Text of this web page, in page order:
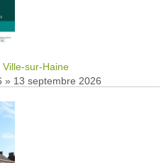
Ville-sur-Haine
» 13 septembre 2026